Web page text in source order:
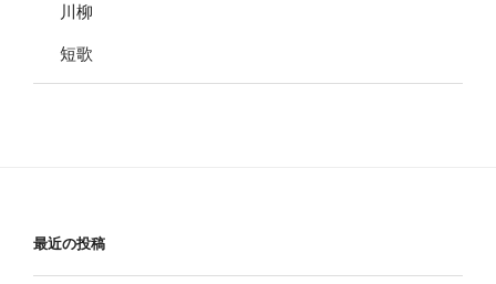
川柳
短歌
最近の投稿